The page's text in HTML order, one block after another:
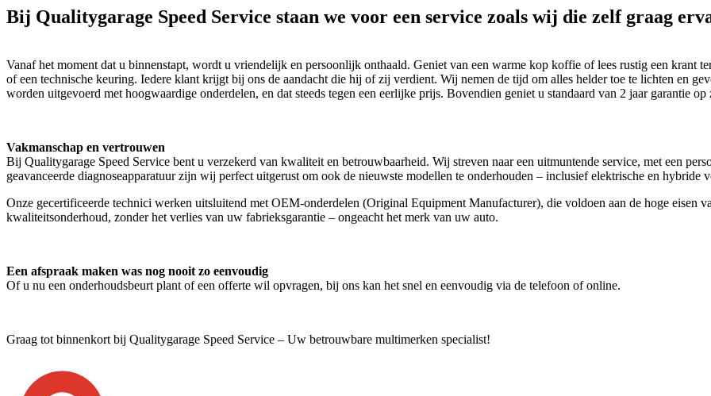
Bij Qualitygarage Speed Service staan we voor een service zoals wij die zelf graag
Vanaf het moment dat u binnenstapt, wordt u vriendelijk en persoonlijk onthaald. Geniet van een warme kop koffie of lees rustig een krant
of een technische keuring. Iedere klant krijgt bij ons de aandacht die hij of zij verdient. Wij nemen de tijd om alles helder toe te lichten en
worden uitgevoerd met hoogwaardige onderdelen, en dat steeds tegen een eerlijke prijs. Bovendien geniet u standaard van 2 jaar garantie
Vakmanschap en vertrouwen
Bij Qualitygarage Speed Service bent u verzekerd van kwaliteit en betrouwbaarheid. Wij streven naar een uitmuntende service, met een
geavanceerde diagnoseapparatuur zijn wij perfect uitgerust om ook de nieuwste modellen te onderhouden – inclusief elektrische en hybride
Onze gecertificeerde technici werken uitsluitend met OEM-onderdelen (Original Equipment Manufacturer), die voldoen aan de hoge eisen
kwaliteitsonderhoud, zonder het verlies van uw fabrieksgarantie – ongeacht het merk van uw auto.
Een afspraak maken was nog nooit zo eenvoudig
Of u nu een onderhoudsbeurt plant of een offerte wil opvragen, bij ons kan het snel en eenvoudig via de telefoon of online.
Graag tot binnenkort bij Qualitygarage Speed Service – Uw betrouwbare multimerken specialist!